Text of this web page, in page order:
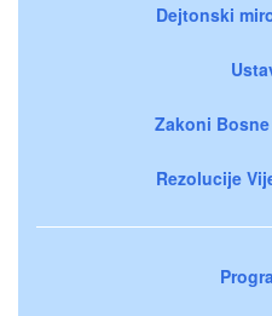
Dejtonski
Zakoni
Rezolucije